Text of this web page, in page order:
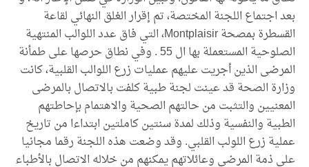
بعد اجتماع اللجنة المختصة، تم إقرار الغلق النهائي لقاعة
القسطرة بمصحة Montplaisir، التي فاق عدد اللوالب المنتهية
الصلوحية المستعملة بها ال 55 . وفي نطاق حرصها على طمأنة
المرضى الذين أجريت عليهم عمليات زرع اللوالب القلبية، كانت
وزارة الصحة قد عينت لجنة طبية كلفت بالاتصال بالمرضى
المعنيين والتثبت من حالتهم الصحية والاهتمام بإحاطتهم
الطبية والنفسية وذلك لمدة سنتين كاملتين ابتداءا من تاريخ
عملية زرع اللولب القلبي. وقد وضعت هذه اللجنة رقما مجانيا
على ذمة المرضى وعائلاتهم يمكنهم من خلاله الاتصال بالأطباء